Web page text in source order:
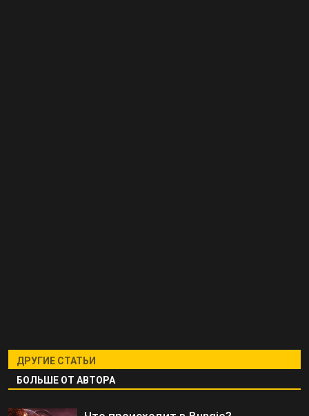
ДРУГИЕ СТАТЬИ
БОЛЬШЕ ОТ АВТОРА